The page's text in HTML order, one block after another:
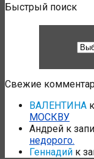
Быстрый поиск
Свежие
ВАЛЕНТИНА
МОСКВУ
Андрей к
недорого.
Геннадий к